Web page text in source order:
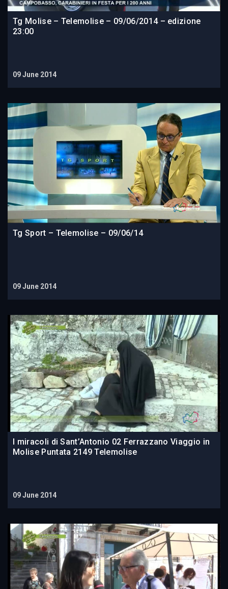
Tg Molise – Telemolise – 09/06/2014 – edizione
23:00
09 June 2014
Tg Sport – Telemolise – 09/06/14
09 June 2014
I miracoli di Sant’Antonio 02 Ferrazzano Viaggio in
Molise Puntata 2149 Telemolise
09 June 2014